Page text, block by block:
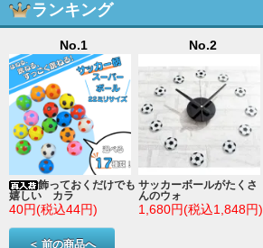
ランキング
No.1
飾っておくだけでも
嬉しい カラ
40円(税込44円)
No.2
サッカーボールがたくさ
んのウォ
1,680円(税込1,848円)
＜ 前の商品へ